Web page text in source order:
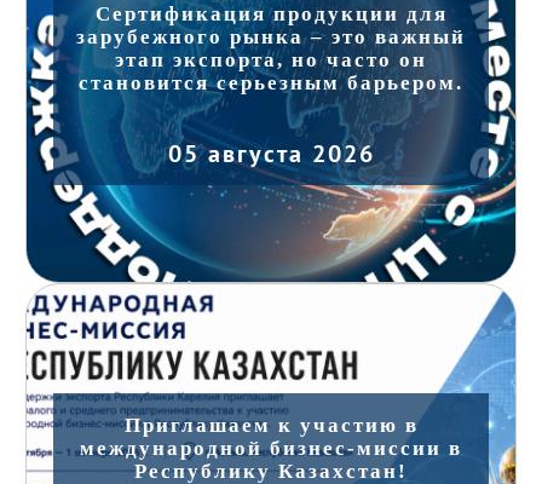
Сертификация продукции для
зарубежного рынка – это важный
этап экспорта, но часто он
становится серьезным барьером.
05 августа 2026
Приглашаем к участию в
международной бизнес-миссии в
Республику Казахстан!